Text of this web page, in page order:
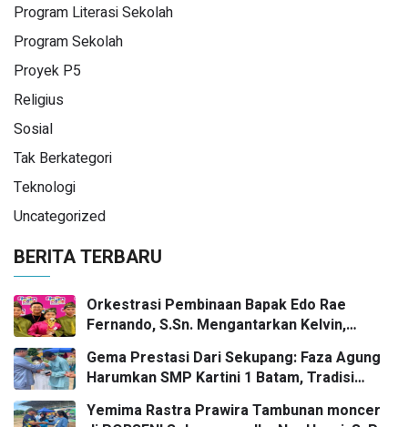
Program Literasi Sekolah
Program Sekolah
Proyek P5
Religius
Sosial
Tak Berkategori
Teknologi
Uncategorized
BERITA TERBARU
Orkestrasi Pembinaan Bapak Edo Rae
Fernando, S.Sn. Mengantarkan Kelvin,
Kartini 1 Batam—Kembali Menorehkan Juara
II FLS3N dalam Panggung Kompetisi
Bergengsi
Gema Prestasi Dari Sekupang: Faza Agung
Harumkan SMP Kartini 1 Batam, Tradisi
Yemima Rastra Prawira Tambunan moncer